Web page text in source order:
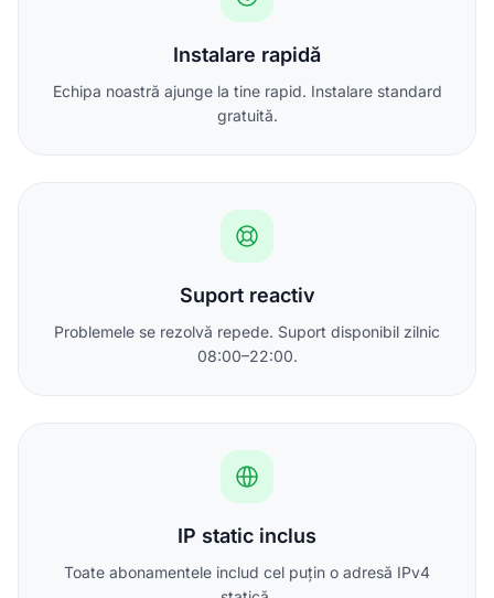
Instalare rapidă
Echipa noastră ajunge la tine rapid. Instalare standard
gratuită.
Suport reactiv
Problemele se rezolvă repede. Suport disponibil zilnic
08:00–22:00.
IP static inclus
Toate abonamentele includ cel puțin o adresă IPv4